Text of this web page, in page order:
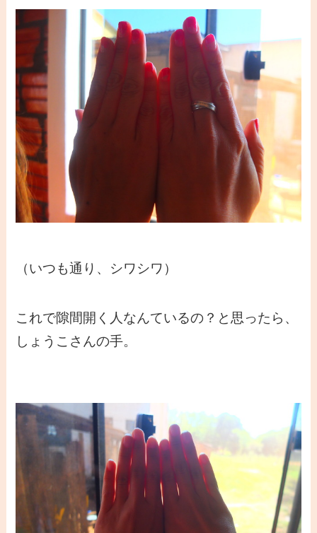
（いつも通り、シワシワ）
これで隙間開く人なんているの？と思ったら、
しょうこさんの手。